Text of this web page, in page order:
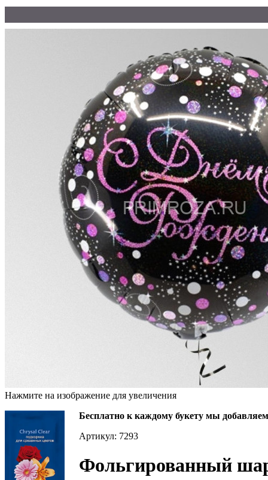
Нажмите на изображение для увеличения
Бесплатно к каждому букету мы
Артикул: 7293
Фольгированный